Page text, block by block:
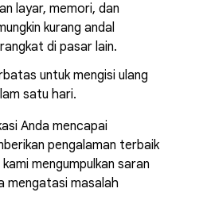
layar, memori, dan
kurang andal
di pasar lain.
untuk mengisi ulang
satu hari.
Anda mencapai
pengalaman terbaik
mengumpulkan saran
masalah